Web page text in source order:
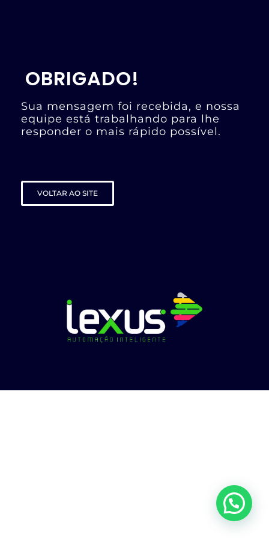
OBRIGADO!
Sua mensagem foi recebida, e nossa
equipe está trabalhando para lhe
responder o mais rápido possível.
VOLTAR AO SITE